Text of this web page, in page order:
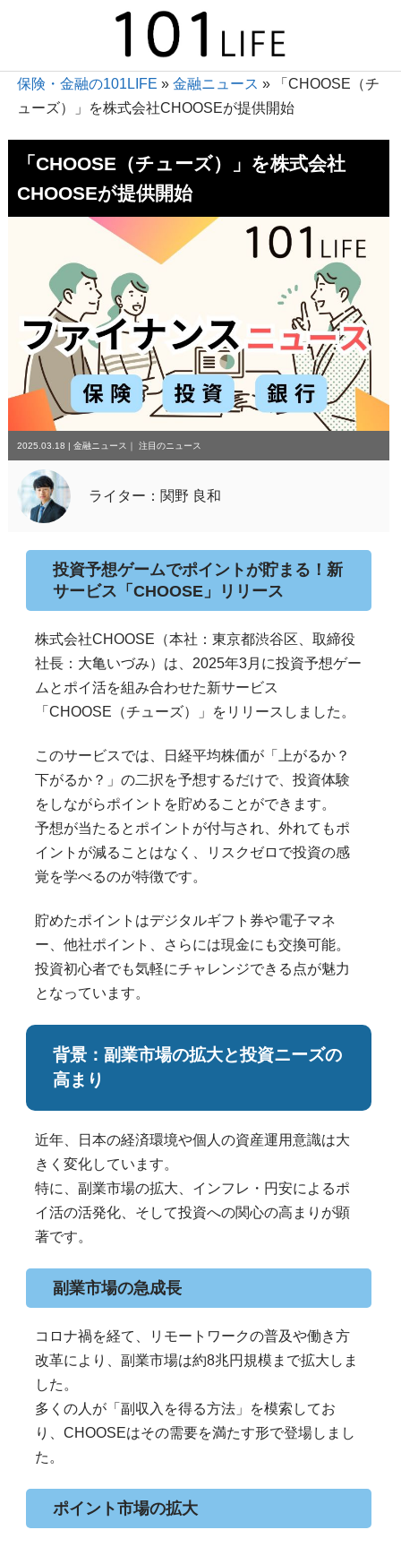
保険・金融の101LIFE » 金融ニュース »
「CHOOSE（チ
ューズ）」を株式会社CHOOSEが提供開始
「CHOOSE（チューズ）」を株式会社
CHOOSEが提供開始
2025.03.18 | 金融ニュース ｜ 注目のニュース
ライター：関野 良和
投資予想ゲームでポイントが貯まる！新
サービス「CHOOSE」リリース
株式会社CHOOSE（本社：東京都渋谷区、取締役
社長：大亀いづみ）は、2025年3月に投資予想ゲー
ムとポイ活を組み合わせた新サービス
「CHOOSE（チューズ）」をリリースしました。
このサービスでは、日経平均株価が「上がるか？
下がるか？」の二択を予想するだけで、投資体験
をしながらポイントを貯めることができます。
予想が当たるとポイントが付与され、外れてもポ
イントが減ることはなく、リスクゼロで投資の感
覚を学べるのが特徴です。
貯めたポイントはデジタルギフト券や電子マネ
ー、他社ポイント、さらには現金にも交換可能。
投資初心者でも気軽にチャレンジできる点が魅力
となっています。
背景：副業市場の拡大と投資ニーズの
高まり
近年、日本の経済環境や個人の資産運用意識は大
きく変化しています。
特に、副業市場の拡大、インフレ・円安によるポ
イ活の活発化、そして投資への関心の高まりが顕
著です。
副業市場の急成長
コロナ禍を経て、リモートワークの普及や働き方
改革により、副業市場は約8兆円規模まで拡大しま
した。
多くの人が「副収入を得る方法」を模索してお
り、CHOOSEはその需要を満たす形で登場しまし
た。
ポイント市場の拡大